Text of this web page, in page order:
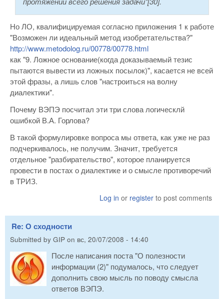
Но ЛО, квалифицируемая согласно приложения 1 к работе
"Возможен ли идеальный метод изобретательства?"
http://www.metodolog.ru/00778/00778.html
как "9. Ложное основание(когда доказываемый тезис
пытаются вывести из ложных посылок)", касается не всей
этой фразы, а лишь слов "настроиться на волну
диалектики".
Почему ВЭПЭ посчитал эти три слова логическлй
ошибкой В.А. Горлова?
В такой формулировке вопроса мы ответа, как уже не раз
подчеркивалось, не получим. Значит, требуется
отдельное "разбирательство", которое планируется
провести в постах о диалектике и о смысле противоречий
в ТРИЗ.
Log in or register to post comments
Re: О сходности
Submitted by GIP on вс, 20/07/2008 - 14:40
После написания поста "О полезности
информации (2)" подумалось, что следует
дополнить свою мысль по поводу смысла
ответов ВЭПЭ.